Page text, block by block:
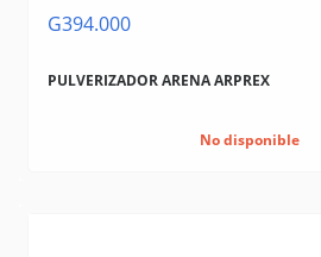
G394.000
PULVERIZADOR ARENA ARPREX
No disponible